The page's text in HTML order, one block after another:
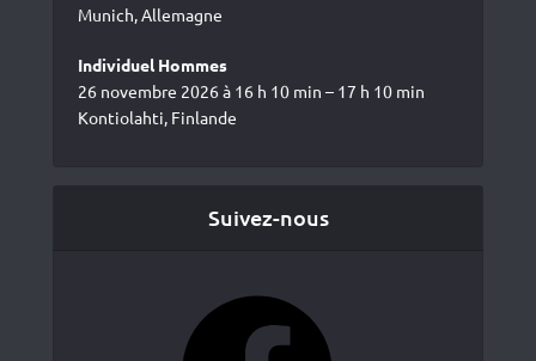
Munich, Allemagne
Individuel Hommes
26 novembre 2026 à 16 h 10 min – 17 h 10 min
Kontiolahti, Finlande
Suivez-nous